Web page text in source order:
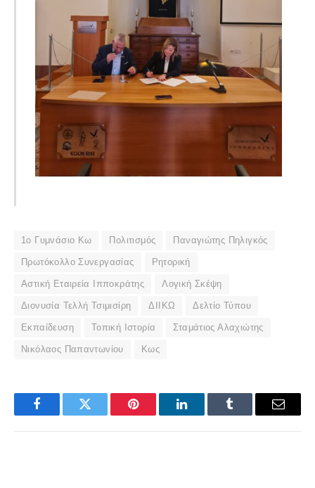
1ο Γυμνάσιο Κω Πολιτισμός Παναγιώτης Πηλιγκός
Πρωτόκολλο Συνεργασίας Ρητορική
Αστική Εταιρεία Ιπποκράτης Λογική Σκέψη
Διονυσία Τελλή Τσιμισίρη ΔΙΙΚΩ Δελτίο Τύπου
Εκπαίδευση Τοπική Ιστορία Σταμάτιος Αλαχιώτης
Νικόλαος Παπαντωνίου Κως
FacebookTwitter Pinterest LinkedInTumblr Email